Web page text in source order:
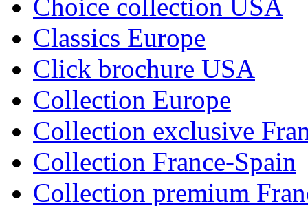
Choice collection USA
Classics Europe
Click brochure USA
Collection Europe
Collection exclusive
Collection France-Spain
Collection premium